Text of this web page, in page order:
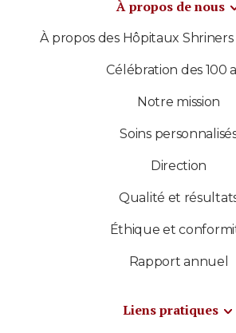
À propos de nous
À propos des Hôpitaux
Célébration des 100
Notre mission
Soins
Direction
Qualité et
Éthique et
Rapport annuel
Liens pratiques